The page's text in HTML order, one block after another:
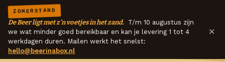
ZOMERSTAND
De Beer ligt met z'n voetjes in het zand. T/m 10 augustus zijn
we wat minder goed bereikbaar en kan je levering 1 tot 4
werkdagen duren. Mailen werkt het snelst:
hello@beerinabox.nl
×